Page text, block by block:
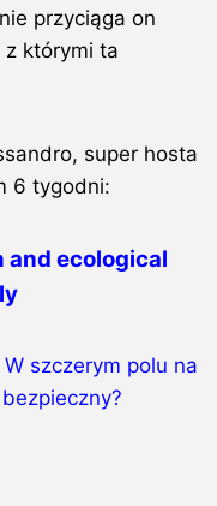
przyciąga on
z którymi ta
super hosta
6 tygodni:
and ecological
W szczerym polu na